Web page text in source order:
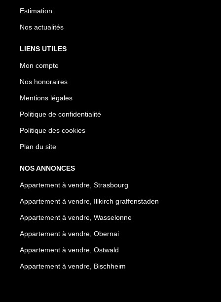
Estimation
Nos actualités
LIENS UTILES
Mon compte
Nos honoraires
Mentions légales
Politique de confidentialité
Politique des cookies
Plan du site
NOS ANNONCES
Appartement à vendre, Strasbourg
Appartement à vendre, Illkirch graffenstaden
Appartement à vendre, Wasselonne
Appartement à vendre, Obernai
Appartement à vendre, Ostwald
Appartement à vendre, Bischheim